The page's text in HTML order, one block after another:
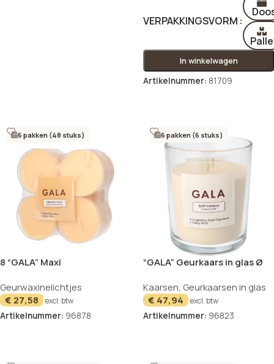
VERPAKKINGSVORM
In winkelwagen
Artikelnummer: 81709
6 pakken (48 stuks)
8 “GALA” Maxi
mm oranje – Orange Juice in
behuizing van polycarbonaat
Geurwaxinelichtjes
€ 27,58 excl. btw
Artikelnummer: 96878
6 pakken (6 stuks)
“GALA” Geurkaars in glas Ø
Vanilla “Tokio Large”
Kaarsen, Geurkaarsen in glas
€ 47,94 excl. btw
Artikelnummer: 96823